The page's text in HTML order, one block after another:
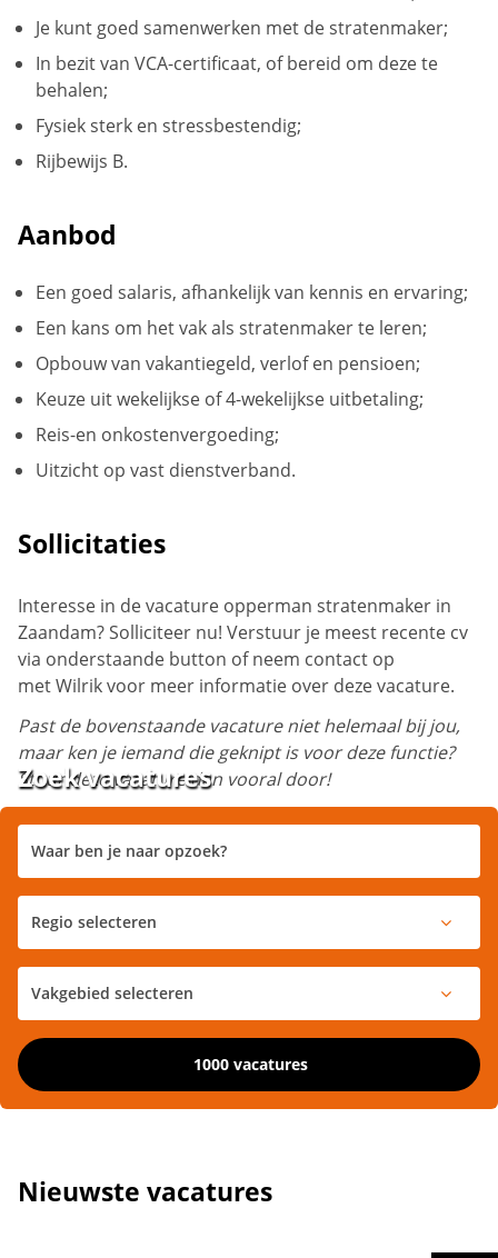
Je kunt goed samenwerken met de stratenmaker;
In bezit van VCA-certificaat, of bereid om deze te
behalen;
Fysiek sterk en stressbestendig;
Rijbewijs B.
Aanbod
Een goed salaris, afhankelijk van kennis en ervaring;
Een kans om het vak als stratenmaker te leren;
Opbouw van vakantiegeld, verlof en pensioen;
Keuze uit wekelijkse of 4-wekelijkse uitbetaling;
Reis-en onkostenvergoeding;
Uitzicht op vast dienstverband.
Sollicitaties
Interesse in de vacature opperman stratenmaker in
Zaandam? Solliciteer nu! Verstuur je meest recente cv
via onderstaande button of neem contact op
metWilrikvoor meer informatie over deze vacature.
Past de bovenstaande vacature niet helemaal bij jou,
maar ken je iemand die geknipt is voor deze functie?
Stuur deze vacature dan vooral door!
Zoek vacatures
1000 vacatures
Nieuwste vacatures